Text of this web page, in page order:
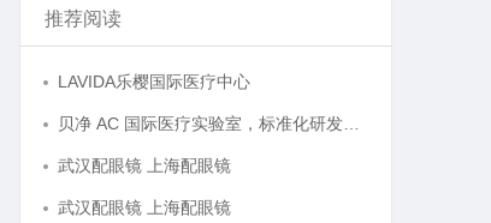
推荐阅读
LAVIDA乐樱国际医疗中心
武汉配眼镜 上海配眼镜
武汉配眼镜 上海配眼镜